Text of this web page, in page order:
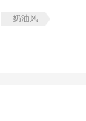
奶油风